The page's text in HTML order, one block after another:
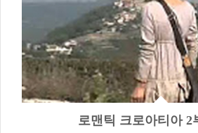
로맨틱 크로아티아 2